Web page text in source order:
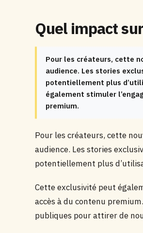
Quel impact
Pour les créateurs, cette
audience. Les stories
potentiellement plus
également stimuler
premium.
Pour les créateurs, cette
audience. Les stories
potentiellement plus
Cette exclusivité peut
accès à du contenu
publiques pour attirer de